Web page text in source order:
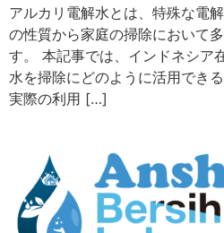
アルカリ電解水とは、特殊な電
の性質から家庭の掃除において
す。 本記事では、インドネシア
水を掃除にどのように活用でき
実際の利用 […]